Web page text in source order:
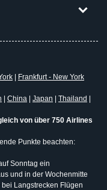
Frankfurt - New York
China Japan Thailand
von über 750 Airlines
Punkte beachten:
Sonntag ein
und in der Wochenmitte
Langstrecken Flügen